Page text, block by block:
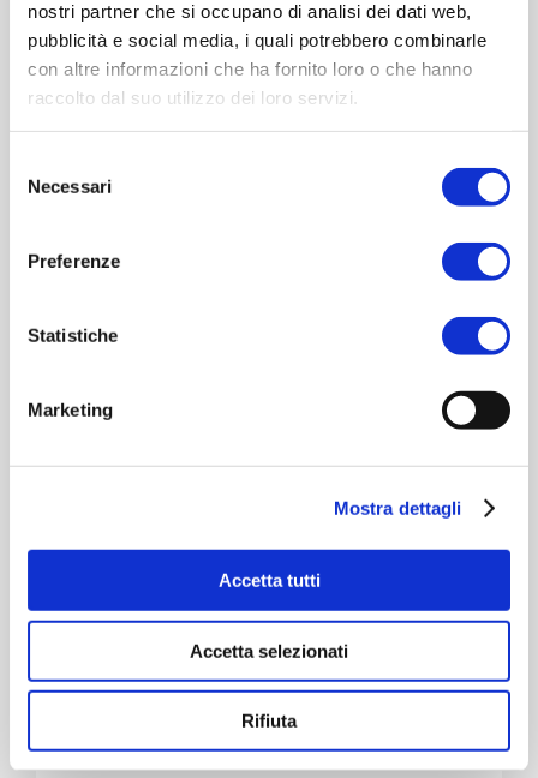
nostri partner che si occupano di analisi dei dati web,
pubblicità e social media, i quali potrebbero combinarle
con altre informazioni che ha fornito loro o che hanno
raccolto dal suo utilizzo dei loro servizi.
delNecessari
Preferenze
Statistiche
Marketing
Mostra dettagli
Accetta tutti
Accetta selezionati
Rifiuta
PRODUCE
PHA biobased biodegradabile; Biochar;
Acque ricche di COD; Fosforo